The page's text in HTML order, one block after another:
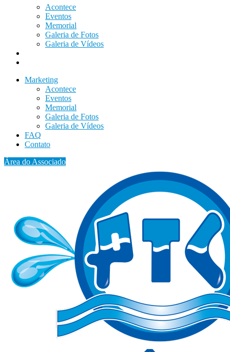
Acontece
Eventos
Memorial
Galeria de Fotos
Galeria de Vídeos
Marketing
Acontece
Eventos
Memorial
Galeria de Fotos
Galeria de Vídeos
FAQ
Contato
Área do Associado